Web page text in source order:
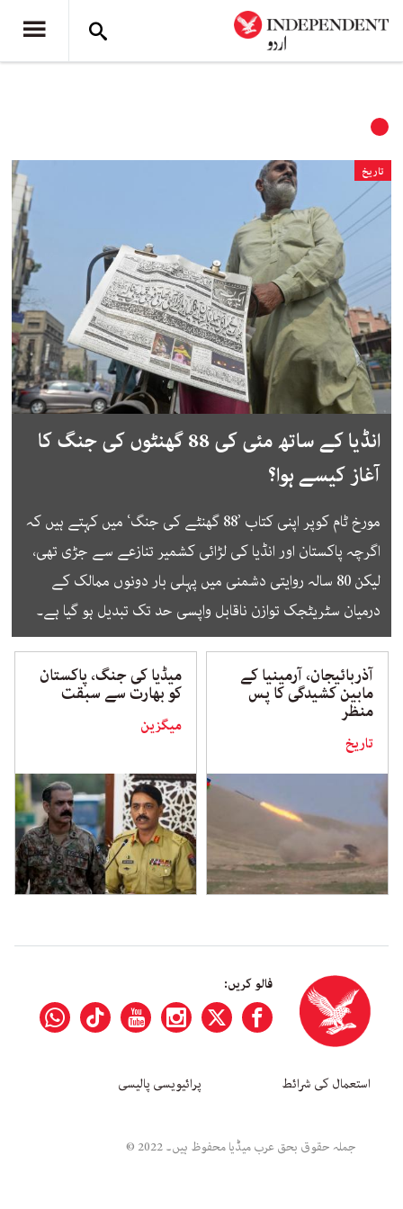
تاریخ
انڈیا کے ساتھ مئی کی 88 گھنٹوں کی جنگ کا
آغاز کیسے ہوا؟
مورخ ٹام کوپر اپنی کتاب ’88 گھنٹے کی جنگ‘ میں کہتے ہیں کہ
اگرچہ پاکستان اور انڈیا کی لڑائی کشمیر تنازعے سے جڑی تھی،
لیکن 80 سالہ روایتی دشمنی میں پہلی بار دونوں ممالک کے
درمیان سٹریٹجک توازن ناقابل واپسی حد تک تبدیل ہو گیا ہے۔
آذربائیجان، آرمینیا کے
مابین کشیدگی کا پس
منظر
تاریخ
میڈیا کی جنگ، پاکستان
کو بھارت سے سبقت
میگزین
فالو کریں:
استعمال کی شرائط پرائیویسی پالیسی
جملہ حقوق بحق عرب میڈیا محفوظ ہیں۔ 2022 ©